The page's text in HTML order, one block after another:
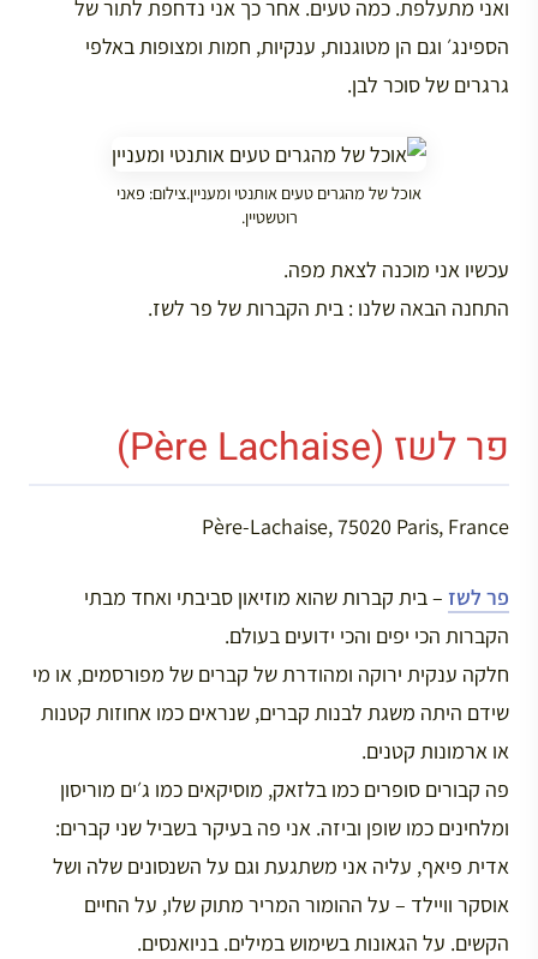
ואני מתעלפת. כמה טעים. אחר כך אני נדחפת לתור של
הספינג׳ וגם הן מטוגנות, ענקיות, חמות ומצופות באלפי
גרגרים של סוכר לבן.
אוכל של מהגרים טעים אותנטי ומעניין.צילום: פאני
רוטשטיין.
עכשיו אני מוכנה לצאת מפה.
התחנה הבאה שלנו : בית הקברות של פר לשז.
פר לשז (Père Lachaise)
Père-Lachaise, 75020 Paris, France
פר לשז – בית קברות שהוא מוזיאון סביבתי ואחד מבתי
הקברות הכי יפים והכי ידועים בעולם.
חלקה ענקית ירוקה ומהודרת של קברים של מפורסמים, או מי
שידם היתה משגת לבנות קברים, שנראים כמו אחוזות קטנות
או ארמונות קטנים.
פה קבורים סופרים כמו בלזאק, מוסיקאים כמו ג׳ים מוריסון
ומלחינים כמו שופן וביזה. אני פה בעיקר בשביל שני קברים:
אדית פיאף, עליה אני משתגעת וגם על השנסונים שלה ושל
אוסקר וויילד – על ההומור המריר מתוק שלו, על החיים
הקשים. על הגאונות בשימוש במילים. בניואנסים.